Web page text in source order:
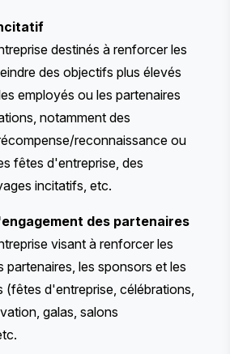
destinés à renforcer les
des objectifs plus élevés
employés ou les partenaires
notamment des
reconnaissance ou
fêtes d'entreprise, des
incitatifs, etc.
des partenaires
visant à renforcer les
partenaires, les sponsors et les
(fêtes d'entreprise, célébrations,
galas, salons